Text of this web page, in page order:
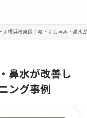
横浜市泉区｜咳・くしゃみ・鼻水
鼻水が改善し
ング事例